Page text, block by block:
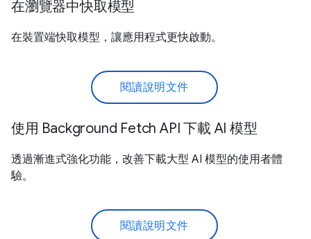
在瀏覽器中快取模型
在裝置端快取模型，讓應用程式更快啟動。
閱讀說明文件
使用 Background Fetch API 下載 AI 模型
透過漸進式強化功能，改善下載大型 AI 模型的使用者體
驗。
閱讀說明文件